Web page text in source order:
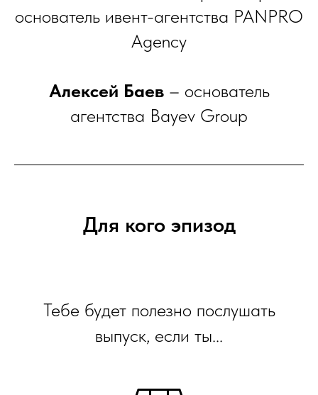
основатель ивент-агентства PANPRO
Agency
Алексей Баев– основатель
агентства Bayev Group
Для кого эпизод
Тебе будет полезно послушать
выпуск, если ты...